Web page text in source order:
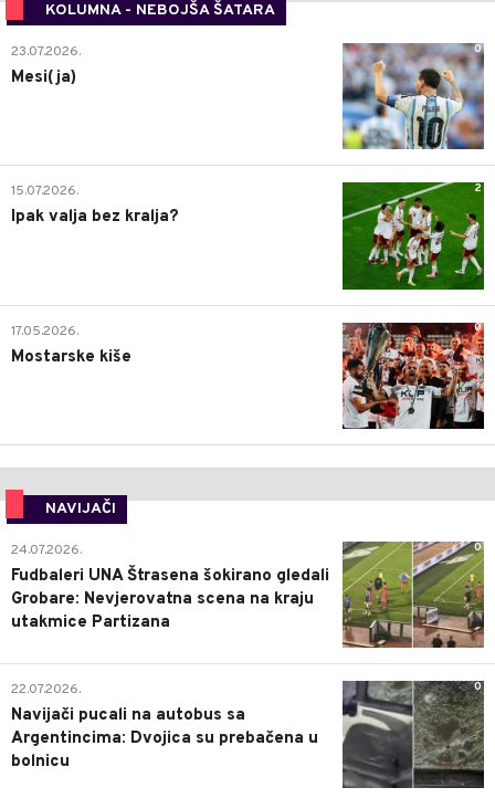
KOLUMNA - NEBOJŠA ŠATARA
0
23.07.2026.
Mesi(ja)
2
15.07.2026.
Ipak valja bez kralja?
0
17.05.2026.
Mostarske kiše
NAVIJAČI
0
24.07.2026.
Fudbaleri UNA Štrasena šokirano gledali
Grobare: Nevjerovatna scena na kraju
utakmice Partizana
0
22.07.2026.
Navijači pucali na autobus sa
Argentincima: Dvojica su prebačena u
bolnicu